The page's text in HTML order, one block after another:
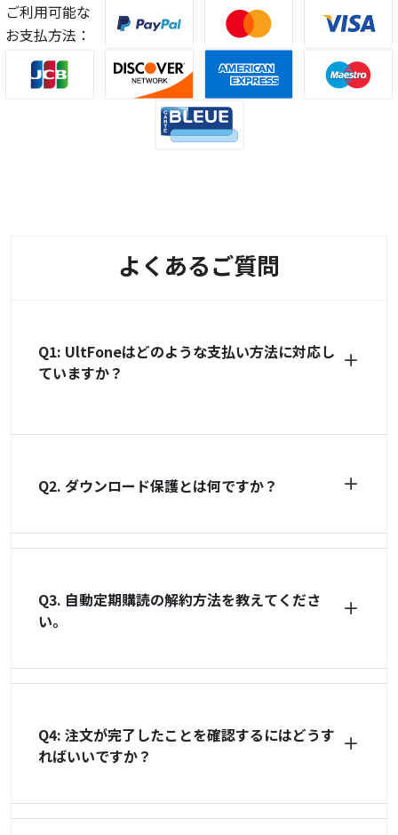
ご利用可能な
お支払方法：
よくあるご質問
Q1: UltFoneはどのような支払い方法に対応し
ていますか？
Q2. ダウンロード保護とは何ですか？
Q3. 自動定期購読の解約方法を教えてくださ
い。
Q4: 注文が完了したことを確認するにはどうす
ればいいですか？